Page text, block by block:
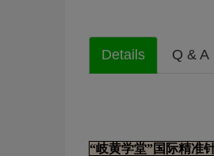
Details Q & A
“岐黄学堂”国际精准